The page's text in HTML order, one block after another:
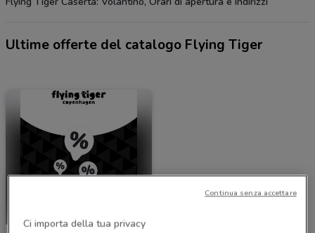
Ultime offerte del catalogo Flying Tiger
Ci importa della tua privacy
Continua senza accettare